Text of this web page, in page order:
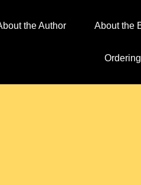
the Author About the